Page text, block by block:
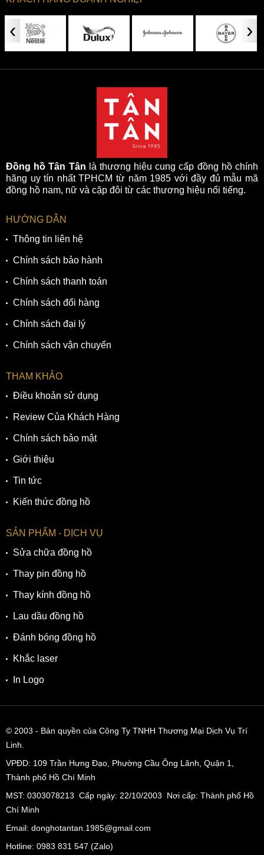
‹ ›
Đồng hồ Tân Tân là thương hiệu cung cấp đồng hồ chính
hãng uy tín nhất TPHCM từ năm 1985 với đầy đủ mẫu mã
đồng hồ nam, nữ và cặp đôi từ các thương hiệu nổi tiếng.
HƯỚNG DẪN
Thông tin liên hệ
Chính sách bảo hành
Chính sách thanh toán
Chính sách đổi hàng
Chính sách đại lý
Chính sách vận chuyển
THAM KHẢO
Điều khoản sử dụng
Review Của Khách Hàng
Chính sách bảo mật
Giới thiệu
Tin tức
Kiến thức đồng hồ
SẢN PHẨM - DỊCH VỤ
Sửa chữa đồng hồ
Thay pin đồng hồ
Thay kính đồng hồ
Lau dầu đồng hồ
Đánh bóng đồng hồ
Khắc laser
In Logo
© 2003 - Bản quyền của Công Ty TNHH Thương Mại Dịch Vụ Trí
Linh.
VPĐD: 109 Trần Hưng Đạo, Phường Cầu Ông Lãnh, Quận 1,
Thành phố Hồ Chí Minh
MST: 0303078213 Cấp ngày: 22/10/2003 Nơi cấp: Thành phố Hồ
Chí Minh
Email: donghotantan.1985@gmail.com
Hotline: 0983 831 547 (Zalo)